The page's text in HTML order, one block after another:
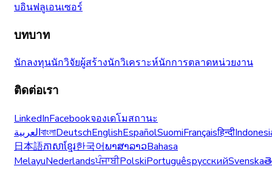
บอินฟลูเอนเซอร์
บทบาท
นักลงทุนนักวิจัยผู้สร้างนักวิเคราะห์นักการตลาดหน่วยงาน
ติดต่อเรา
LinkedInFacebookจองเดโมสถานะ
العربيةবাংলাDeutschEnglishEspañolSuomiFrançaisहिन्दी
日本語ភាសាខ្មែរ한국어ພາສາລາວBahasa
MelayuNederlandsਪੰਜਾਬੀPolskiPortuguêsрусскийSvenska